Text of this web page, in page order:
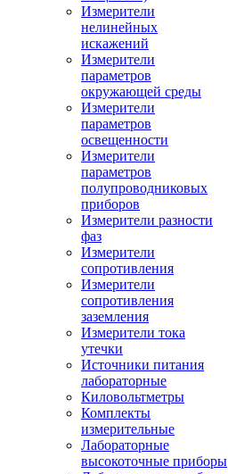
Измерители
нелинейных
искажений
Измерители
параметров
окружающей среды
Измерители
параметров
освещенности
Измерители
параметров
полупроводниковых
приборов
Измерители разности
фаз
Измерители
сопротивления
Измерители
сопротивления
заземления
Измерители тока
утечки
Источники питания
лабораторные
Киловольтметры
Комплекты
измерительные
Лабораторные
высокоточные приборы